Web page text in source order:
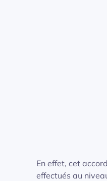
En effet, cet
effectués au